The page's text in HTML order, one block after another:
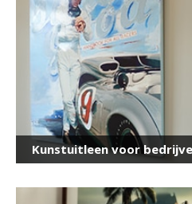
Kunstuitleen voor